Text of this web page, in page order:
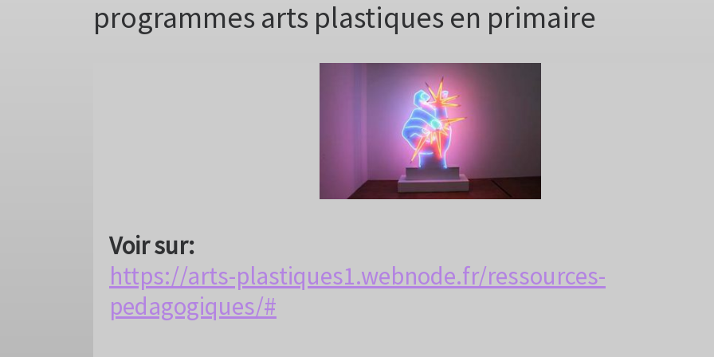
programmes arts plastiques en primaire
Voir sur:
https://arts-plastiques1.webnode.fr/ressources-
pedagogiques/#